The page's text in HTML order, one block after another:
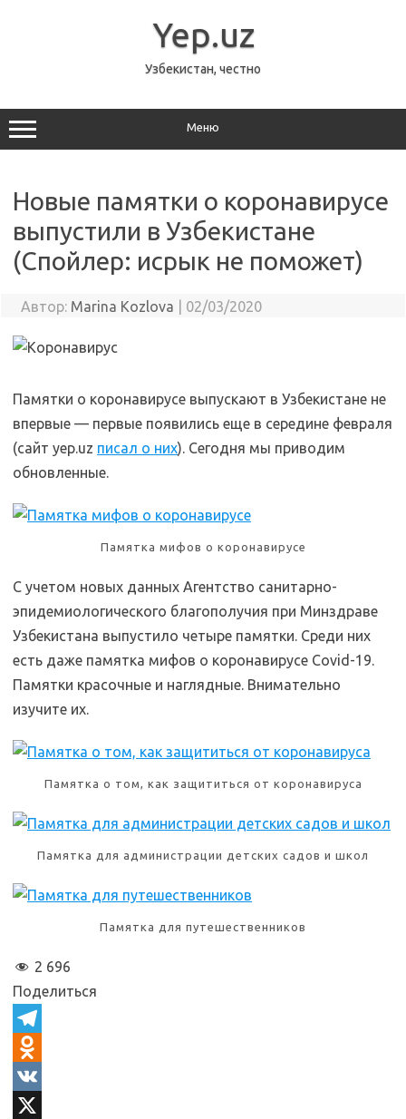
Yep.uz
Узбекистан, честно
Меню
Новые памятки о коронавирусе
выпустили в Узбекистане
(Спойлер: исрык не поможет)
Автор: Marina Kozlova 02/03/2020
Памятки о коронавирусе выпускают в Узбекистане не
впервые — первые появились еще в середине февраля
(сайт yep.uz писал о них). Сегодня мы приводим
обновленные.
Памятка мифов о коронавирусе
С учетом новых данных Агентство санитарно-
эпидемиологического благополучия при Минздраве
Узбекистана выпустило четыре памятки. Среди них
есть даже памятка мифов о коронавирусе Covid-19.
Памятки красочные и наглядные. Внимательно
изучите их.
Памятка о том, как защититься от коронавируса
Памятка для администрации детских садов и школ
Памятка для путешественников
2 696
Поделиться
T
eO
dV